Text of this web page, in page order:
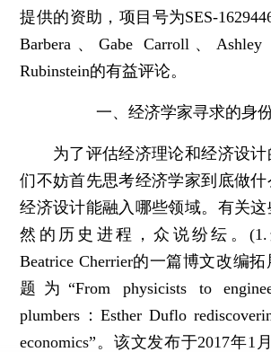
提供的资助，项目号为SES-
Barbera、Gabe Carroll、
Rubinstein的有益评论。
一、经济学家寻求的身
为了评估经济理论和经济设计
们不妨首先思考经济学家到底做
经济设计能融入哪些领域。有关这
然的历史进程，众说纷纭。
Beatrice Cherrier的一篇博文改编
题为“From physicists to
plumbers：Esther Duflo
economics”。该文发布于2017年1